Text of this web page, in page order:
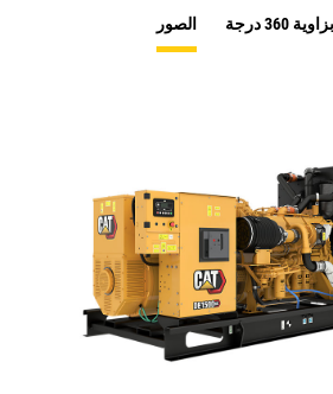
الصور 360 درجة